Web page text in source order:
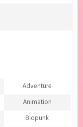
Adventure
Animation
Biopunk